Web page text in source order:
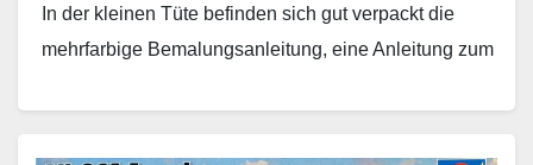
In der kleinen Tüte befinden sich gut verpackt die
mehrfarbige Bemalungsanleitung, eine Anleitung zum